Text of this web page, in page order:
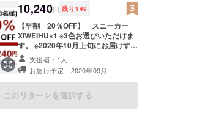
10,240円 残り 149
【早割 20％OFF】 スニーカー
XIWEIHU×1 ※3色お選びいただけま
す。 ※2020年10月上旬にお届けする
予定ですが、生産、配送状況により
遅れる可能性もございます。 ※送料
込の価格となります。 ※商品の仕
様、デザインに関しましては一部変
更になる可能性もございます。ご了
支援者：1人
お届け予定：2020年09月
このリターンを選択する